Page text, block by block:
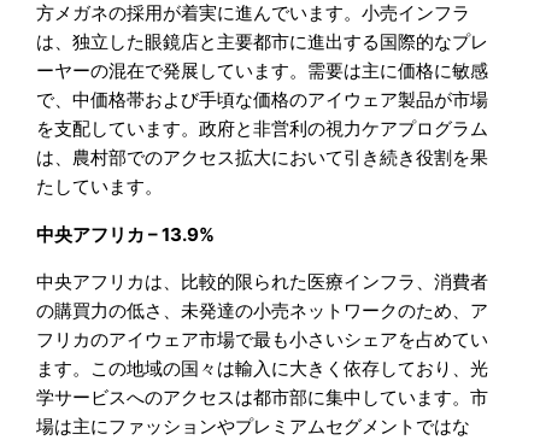
方メガネの採用が着実に進んでいます。小売インフラ
は、独立した眼鏡店と主要都市に進出する国際的なプレ
ーヤーの混在で発展しています。需要は主に価格に敏感
で、中価格帯および手頃な価格のアイウェア製品が市場
を支配しています。政府と非営利の視力ケアプログラム
は、農村部でのアクセス拡大において引き続き役割を果
たしています。
中央アフリカ – 13.9%
中央アフリカは、比較的限られた医療インフラ、消費者
の購買力の低さ、未発達の小売ネットワークのため、ア
フリカのアイウェア市場で最も小さいシェアを占めてい
ます。この地域の国々は輸入に大きく依存しており、光
学サービスへのアクセスは都市部に集中しています。市
場は主にファッションやプレミアムセグメントではな